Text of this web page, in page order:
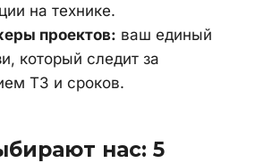
на технике.
проектов: ваш единый
который следит за
ТЗ и сроков.
нас: 5